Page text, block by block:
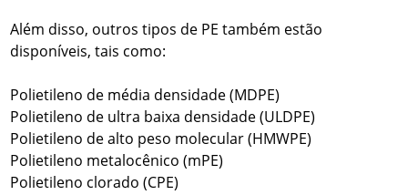
Além disso, outros tipos de PE também estão
disponíveis, tais como:
Polietileno de média densidade (MDPE)
Polietileno de ultra baixa densidade (ULDPE)
Polietileno de alto peso molecular (HMWPE)
Polietileno metalocênico (mPE)
Polietileno clorado (CPE)